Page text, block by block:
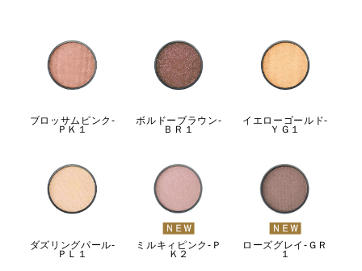
ブロッサムピンク-
ＰＫ１
ボルドーブラウン-
ＢＲ１
イエローゴールド-
ＹＧ１
ダズリングパール-
ＰＬ１
ミルキィピンク-Ｐ
Ｋ２
ローズグレイ-ＧＲ
１